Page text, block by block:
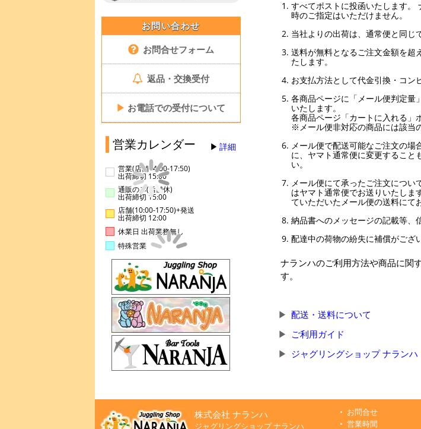
お問い合わせ
お問合せフォーム
返品・交換受付
▶ お電話での受付について
営業カレンダー 詳細
営業(店舗14:00-17:50)
出荷締切 15:00
通販のみ(店舗休)
出荷締切 15:00
店舗(10:00-17:50)+発送
出荷締切 12:00
休業日 出荷業務無し
特殊営業
すべてポストに投函いたします。
時のご指定はいただけません。
当社よりの出荷は、通常便と同じ
送料が無料となるご注文金額を超
たします。
お支払方法として代金引換・コン
各商品ページに「メール便判定量
いたします。
各商品ページ「カートに入れる」
※メール便非対応の商品には該当
メール便で配送可能なご注文の場
に、ヤマト通常便に変更すること
い。
メール便にて承ったご注文につい
はヤマト通常便でお送りいたしま
ていただいたメール便の送料にて
納品書へのメッセージの記載等、
配達中の荷物の紛失に補償がござ
ナランハのご利用方法や商品に関
す。
配送・送料について
ご利用ガイド
ジャグリングショップ ナランハ
株式会社 ナランハ
ジャグリングショップ ナランハ
お問合せ
営業時間